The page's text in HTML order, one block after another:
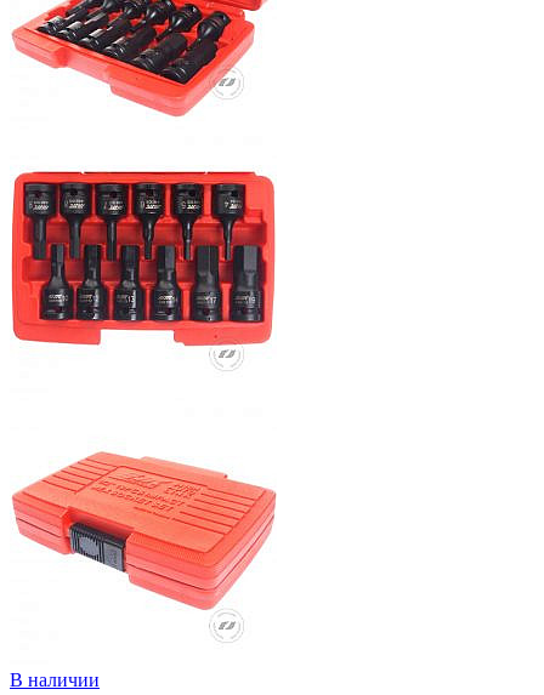
В наличии